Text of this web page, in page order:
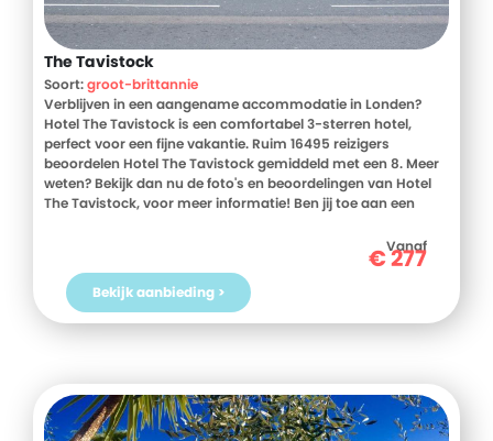
The Tavistock
Soort:groot-brittannie
Verblijven in een aangename accommodatie in Londen?
Hotel The Tavistock is een comfortabel 3-sterren hotel,
perfect voor een fijne vakantie. Ruim 16495 reizigers
beoordelen Hotel The Tavistock gemiddeld met een 8. Meer
weten? Bekijk dan nu de foto's en beoordelingen van Hotel
The Tavistock, voor meer informatie! Ben jij toe aan een
Vanaf
€277
Bekijk aanbieding >